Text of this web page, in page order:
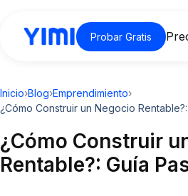
Probar Gratis
Inicio›Blog›Emprendimiento›
¿Cómo Construir un Negocio
¿Cómo Construir
Rentable?: Guía